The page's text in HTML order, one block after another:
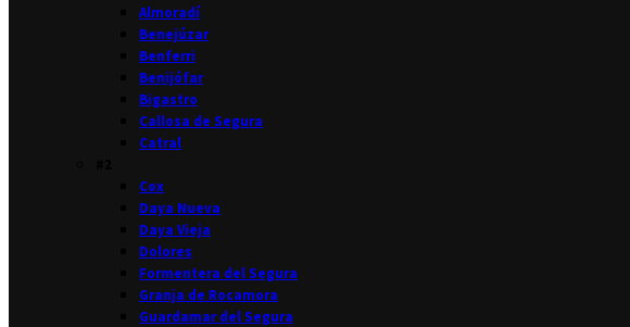
Almoradí
Benejúzar
Benferri
Benijófar
Bigastro
Callosa de Segura
Catral
Cox
Daya Nueva
Daya Vieja
Dolores
Formentera del Segura
Granja de Rocamora
Guardamar del Segura